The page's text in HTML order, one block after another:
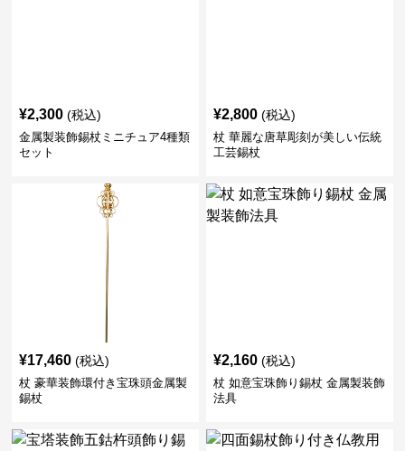
¥2,300 (税込)
金属製装飾錫杖ミニチュア4種類
セット
¥2,800 (税込)
杖 華麗な唐草彫刻が美しい伝統
工芸錫杖
¥17,460 (税込)
杖 豪華装飾環付き宝珠頭金属製
錫杖
¥2,160 (税込)
杖 如意宝珠飾り錫杖 金属製装飾
法具